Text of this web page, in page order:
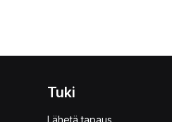
Tuki
Lähetä tapaus